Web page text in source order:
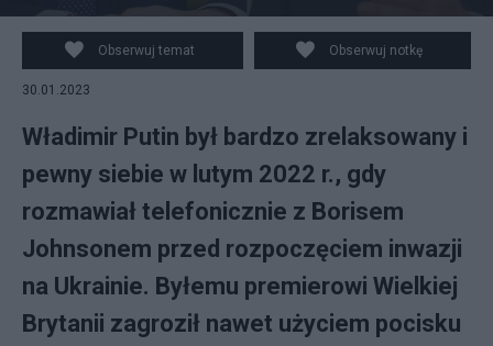
Władimir Putin i Boris Johnson.
Obserwuj temat Obserwuj notkę
30.01.2023
Władimir Putin był bardzo zrelaksowany i
pewny siebie w lutym 2022 r., gdy
rozmawiał telefonicznie z Borisem
Johnsonem przed rozpoczęciem inwazji
na Ukrainie. Byłemu premierowi Wielkiej
Brytanii zagroził nawet użyciem pocisku